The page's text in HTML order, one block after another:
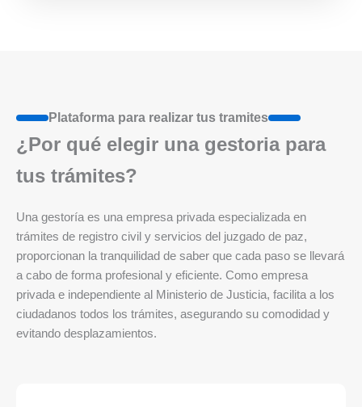
Plataforma para realizar tus tramites
¿Por qué elegir una gestoria para
tus trámites?
Una gestoría es una empresa privada especializada en
trámites de registro civil y servicios del juzgado de paz,
proporcionan la tranquilidad de saber que cada paso se llevará
a cabo de forma profesional y eficiente. Como empresa
privada e independiente al Ministerio de Justicia, facilita a los
ciudadanos todos los trámites, asegurando su comodidad y
evitando desplazamientos.